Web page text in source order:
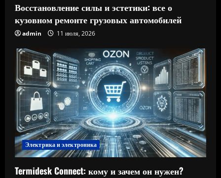
Восстановление силы и эстетики: все о
кузовном ремонте грузовых автомобилей
admin 11 июля, 2026
Электрика и электроника
Termidesk Connect: кому и зачем он нужен?